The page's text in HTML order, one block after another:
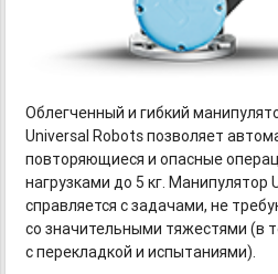
Облегченный и гибкий
Universal Robots позволяет
повторяющиеся и опасные
нагрузками до 5 кг. Манипулятор
справляется с задачами, не
со значительными тяжестями (в
с перекладкой и испытаниями).